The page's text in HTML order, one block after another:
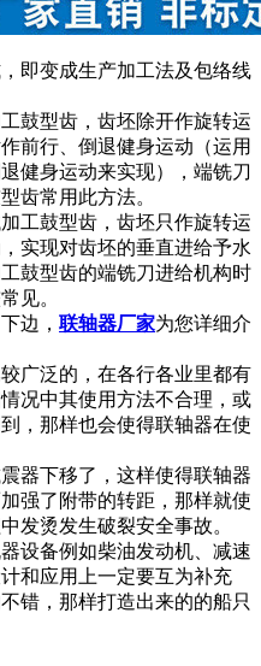
即变成生产加工法及包络线
鼓型齿，齿坯除开作旋转运
前行、倒退健身运动（运用
健身运动来实现），端铣刀
齿常用此方法。
工鼓型齿，齿坯只作旋转运
实现对齿坯的垂直进给予水
鼓型齿的端铣刀进给机构时
见。
边， 联轴器厂家为您详细介
广泛的，在各行各业里都有
况中其使用方法不合理，或
，那样也会使得联轴器在使
器下移了，这样使得联轴器
强了附带的转距，那样就使
发烫发生破裂安全事故。
设备例如柴油发动机、减速
和应用上一定要互为补充
错，那样打造出来的的船只